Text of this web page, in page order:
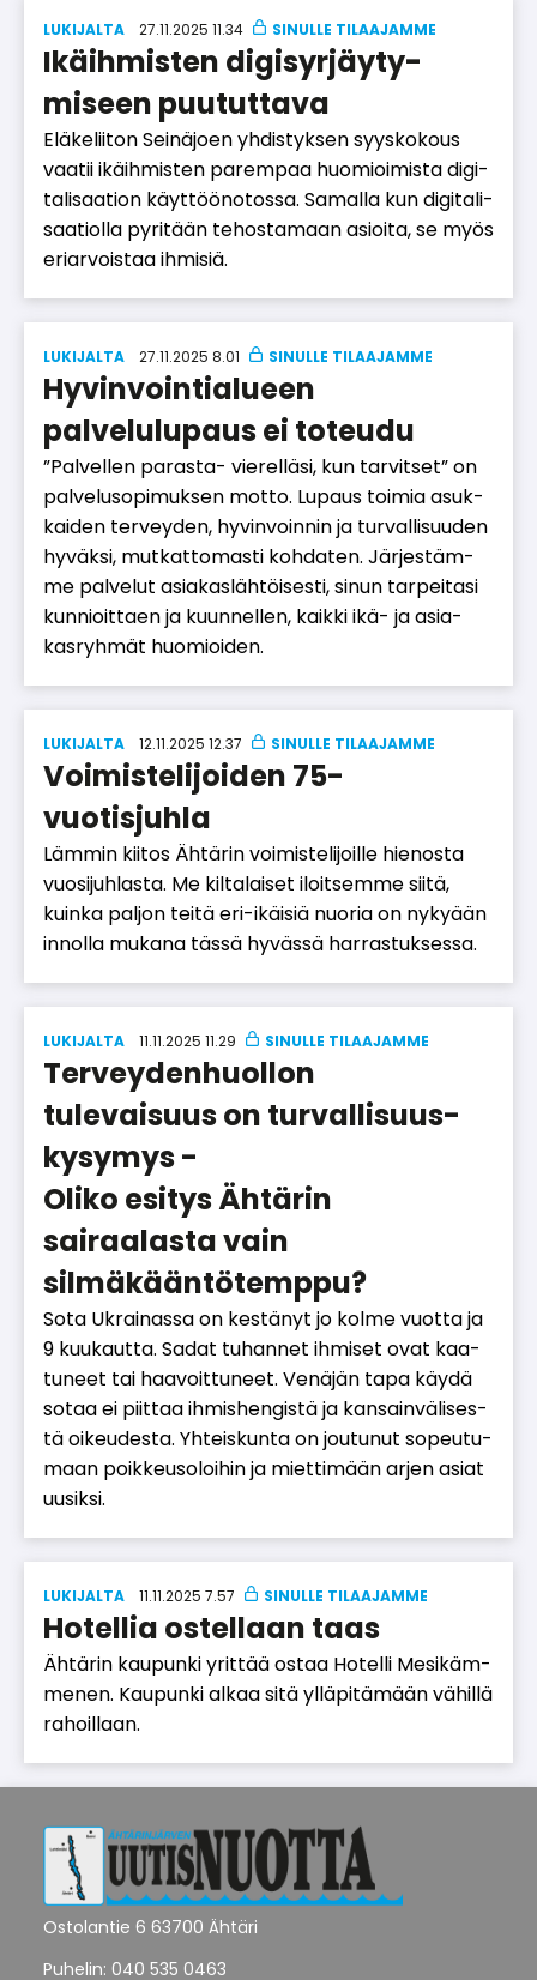
LUKIJALTA 27.11.2025 11.34
Ikäihmisten digisyr­jäy­ty­
miseen puututtava
Elä­ke­lii­ton Sei­nä­jo­en yh­dis­tyk­sen syys­ko­kous
vaa­tii ikäih­mis­ten pa­rem­paa huo­mi­oi­mis­ta di­gi­
ta­li­saa­ti­on käyt­töö­no­tos­sa. Sa­mal­la kun di­gi­ta­li­
saa­ti­ol­la py­ri­tään te­hos­ta­maan asi­oi­ta, se myös
eri­ar­vois­taa ih­mi­siä.
LUKIJALTA 27.11.2025 8.01
Hyvinvointialueen
palvelulupaus ei toteudu
”Pal­vel­len pa­ras­ta- vie­rel­lä­si, kun tar­vit­set” on
pal­ve­lu­so­pi­muk­sen mot­to. Lu­paus toi­mia asuk­
kai­den ter­vey­den, hy­vin­voin­nin ja tur­val­li­suu­den
hy­väk­si, mut­kat­to­mas­ti koh­da­ten. Jär­jes­täm­
me pal­ve­lut asi­a­kas­läh­töi­ses­ti, si­nun tar­pei­ta­si
kun­ni­oit­ta­en ja kuun­nel­len, kaik­ki ikä- ja asi­a­
kas­ryh­mät huo­mi­oi­den.
LUKIJALTA 12.11.2025 12.37
Voimistelijoiden 75-
vuotisjuhla
Läm­min kii­tos Äh­tä­rin voi­mis­te­li­joil­le hie­nos­ta
vuo­si­juh­las­ta. Me kil­ta­lai­set iloit­sem­me sii­tä,
kuin­ka pal­jon tei­tä eri-ikäi­siä nuo­ria on ny­ky­ään
in­nol­la mu­ka­na täs­sä hy­väs­sä har­ras­tuk­ses­sa.
LUKIJALTA 11.11.2025 11.29
Terveydenhuollon
tulevaisuus on turval­li­suus­
kysymys -
Oliko esitys Ähtärin
sairaalasta vain
silmäkääntötemppu?
Sota Uk­rai­nas­sa on kes­tä­nyt jo kol­me vuot­ta ja
9 kuu­kaut­ta. Sa­dat tu­han­net ih­mi­set ovat kaa­
tu­neet tai haa­voit­tu­neet. Ve­nä­jän tapa käy­dä
so­taa ei piit­taa ih­mis­hen­gis­tä ja kan­sain­vä­li­ses­
tä oi­keu­des­ta. Yh­teis­kun­ta on jou­tu­nut so­peu­tu­
maan poik­keu­so­loi­hin ja miet­ti­mään ar­jen asi­at
uu­sik­si.
LUKIJALTA 11.11.2025 7.57
Hotellia ostellaan taas
Äh­tä­rin kau­pun­ki yrit­tää os­taa Ho­tel­li Me­si­käm­
me­nen. Kau­pun­ki al­kaa sitä yl­lä­pi­tä­mään vä­hil­lä
ra­hoil­laan.
Ostolantie 6 63700 Ähtäri
Puhelin: 040 535 0463